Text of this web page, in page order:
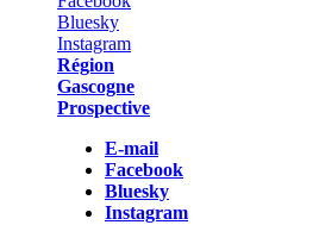
Région
Gascogne
Prospective
E-mail
Facebook
Bluesky
Instagram